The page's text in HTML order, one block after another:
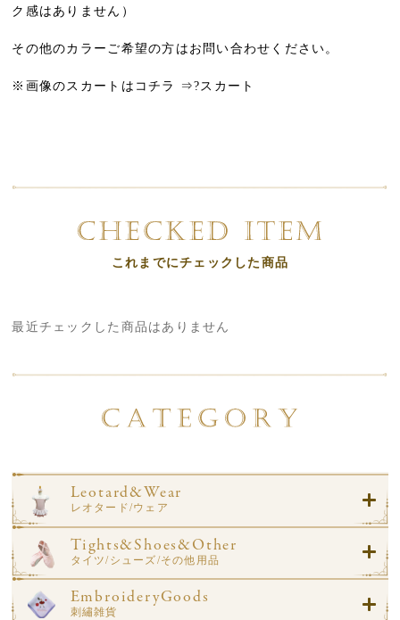
ク感はありません）
その他のカラーご希望の方はお問い合わせください。
※画像のスカートはコチラ ⇒?スカート
これまでにチェックした商品
最近チェックした商品はありません
Leotard&Wear
レオタード/ウェア
Tights&Shoes&Other
タイツ/シューズ/その他用品
EmbroideryGoods
刺繡雑貨